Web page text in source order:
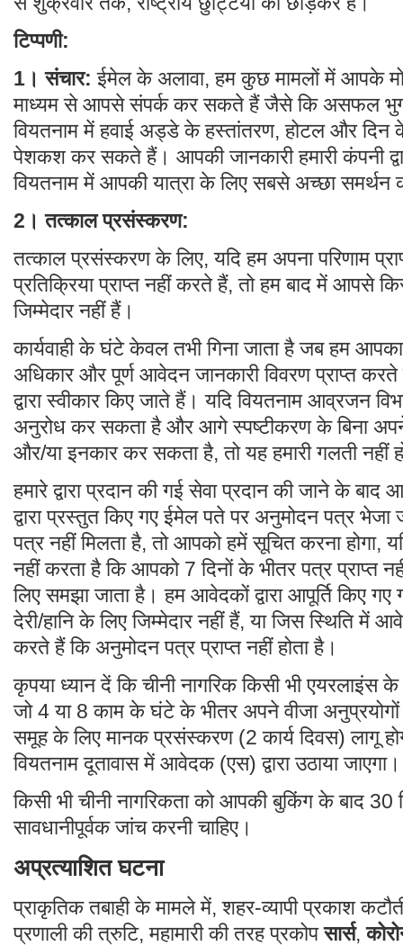
टिप्पणी:
1। संचार: ईमेल के अलावा, हम कुछ मामलों में आपके
माध्यम से आपसे संपर्क कर सकते हैं जैसे कि असफल
वियतनाम में हवाई अड्डे के हस्तांतरण, होटल और दिन
पेशकश कर सकते हैं। आपकी जानकारी हमारी कंपनी
वियतनाम में आपकी यात्रा के लिए सबसे अच्छा समर्थन
2। तत्काल प्रसंस्करण:
तत्काल प्रसंस्करण के लिए, यदि हम अपना परिणाम
प्रतिक्रिया प्राप्त नहीं करते हैं, तो हम बाद में आपसे
जिम्मेदार नहीं हैं।
कार्यवाही के घंटे केवल तभी गिना जाता है जब हम
अधिकार और पूर्ण आवेदन जानकारी विवरण प्राप्त
द्वारा स्वीकार किए जाते हैं। यदि वियतनाम आव्रजन
अनुरोध कर सकता है और आगे स्पष्टीकरण के बिना
और/या इनकार कर सकता है, तो यह हमारी गलती नहीं
हमारे द्वारा प्रदान की गई सेवा प्रदान की जाने के
द्वारा प्रस्तुत किए गए ईमेल पते पर अनुमोदन पत्र
पत्र नहीं मिलता है, तो आपको हमें सूचित करना
नहीं करता है कि आपको 7 दिनों के भीतर पत्र प्राप्त
लिए समझा जाता है। हम आवेदकों द्वारा आपूर्ति किए
देरी/हानि के लिए जिम्मेदार नहीं हैं, या जिस स्थिति में
करते हैं कि अनुमोदन पत्र प्राप्त नहीं होता है।
कृपया ध्यान दें कि चीनी नागरिक किसी भी एयरलाइंस
जो 4 या 8 काम के घंटे के भीतर अपने वीजा
समूह के लिए मानक प्रसंस्करण (2 कार्य दिवस) लागू
वियतनाम दूतावास में आवेदक (एस) द्वारा उठाया जाएगा।
किसी भी चीनी नागरिकता को आपकी बुकिंग के बाद
सावधानीपूर्वक जांच करनी चाहिए।
अप्रत्याशित घटना
प्राकृतिक तबाही के मामले में, शहर-व्यापी प्रकाश
प्रणाली की त्रुटि, महामारी की तरह प्रकोपसार्स,